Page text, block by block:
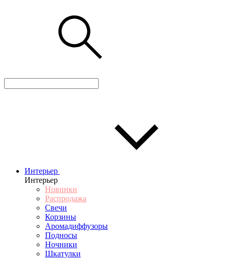
Интерьер
Интерьер
Новинки
Распродажа
Свечи
Корзины
Аромадиффузоры
Подносы
Ночники
Шкатулки